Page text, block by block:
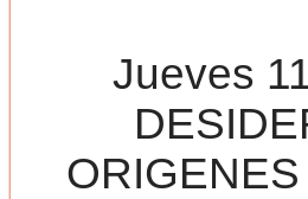
Jueves